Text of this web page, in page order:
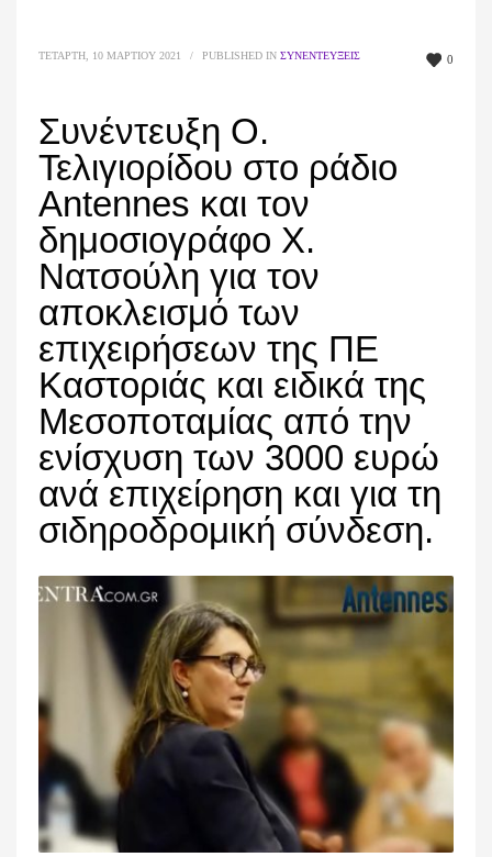
0
ΤΕΤΆΡΤΗ, 10 ΜΑΡΤΊΟΥ 2021 / PUBLISHED IN ΣΥΝΕΝΤΕΎΞΕΙΣ
Συνέντευξη Ο.
Τελιγιορίδου στο ράδιο
Antennes και τον
δημοσιογράφο Χ.
Νατσούλη για τον
αποκλεισμό των
επιχειρήσεων της ΠΕ
Καστοριάς και ειδικά της
Μεσοποταμίας από την
ενίσχυση των 3000 ευρώ
ανά επιχείρηση και για τη
σιδηροδρομική σύνδεση.